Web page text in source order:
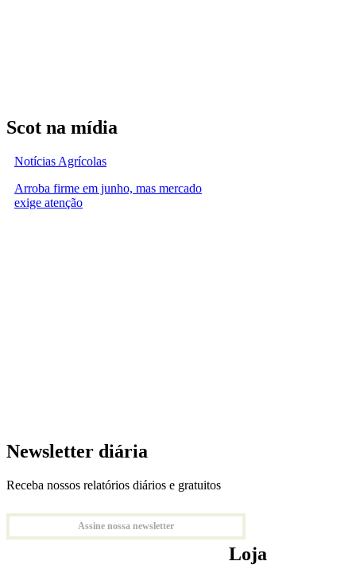
Scot na mídia
Notícias Agrícolas
Arroba firme em junho, mas mercado
exige atenção
Newsletter diária
Receba nossos relatórios diários e gratuitos
Assine nossa newsletter
Loja